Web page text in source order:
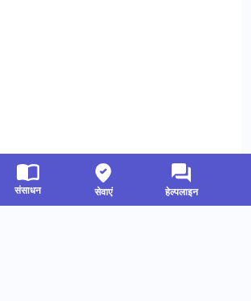
संसाधन सेवाएं हेल्पलाइन